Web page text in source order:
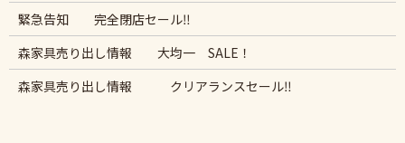
緊急告知 完全閉店セール‼︎
森家具売り出し情報 大均一 SALE！
森家具売り出し情報 クリアランスセール‼︎